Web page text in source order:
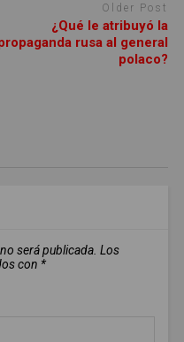
Older Post
¿Qué le atribuyó la
rusa al general
polaco?
será publicada. Los
con *